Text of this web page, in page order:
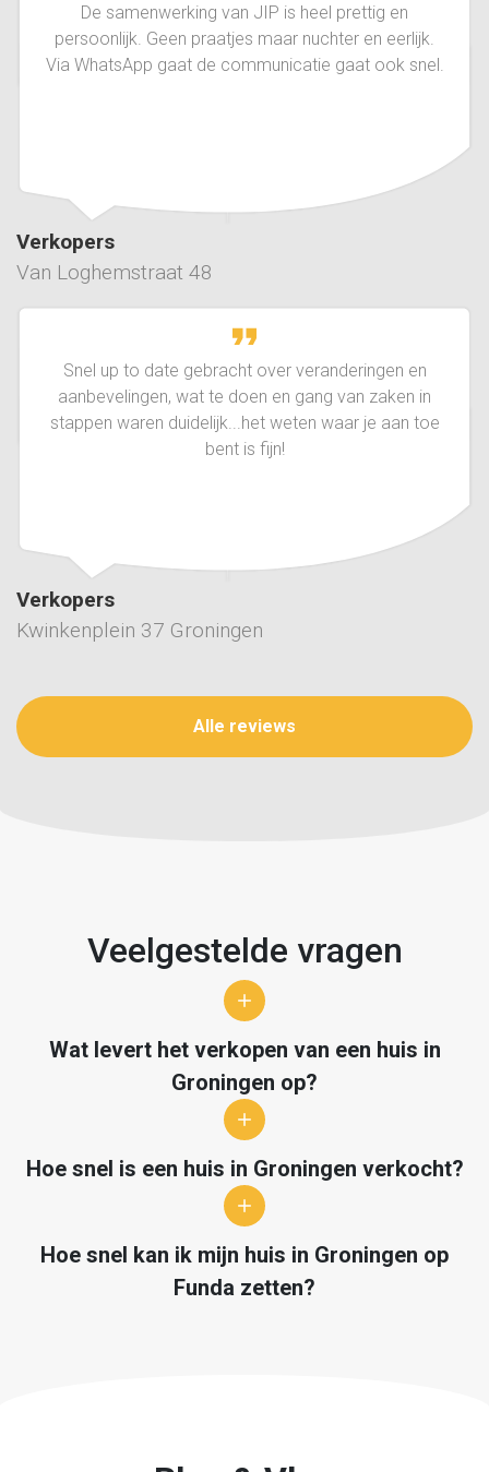
De samenwerking van JIP is heel prettig en
persoonlijk. Geen praatjes maar nuchter en eerlijk.
Via WhatsApp gaat de communicatie gaat ook snel.
Verkopers
Van Loghemstraat 48
Snel up to date gebracht over veranderingen en
aanbevelingen, wat te doen en gang van zaken in
stappen waren duidelijk...het weten waar je aan toe
bent is fijn!
Verkopers
Kwinkenplein 37 Groningen
Alle reviews
Veelgestelde vragen
Wat levert het verkopen van een huis in
Groningen op?
Hoe snel is een huis in Groningen verkocht?
Hoe snel kan ik mijn huis in Groningen op
Funda zetten?